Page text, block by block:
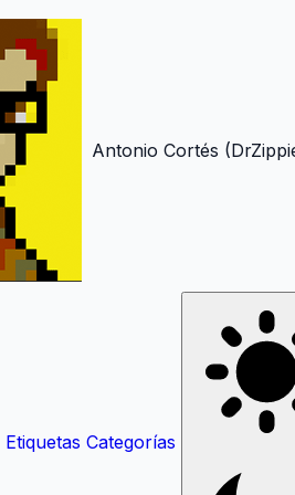
Antonio Cortés
Etiquetas Categorías